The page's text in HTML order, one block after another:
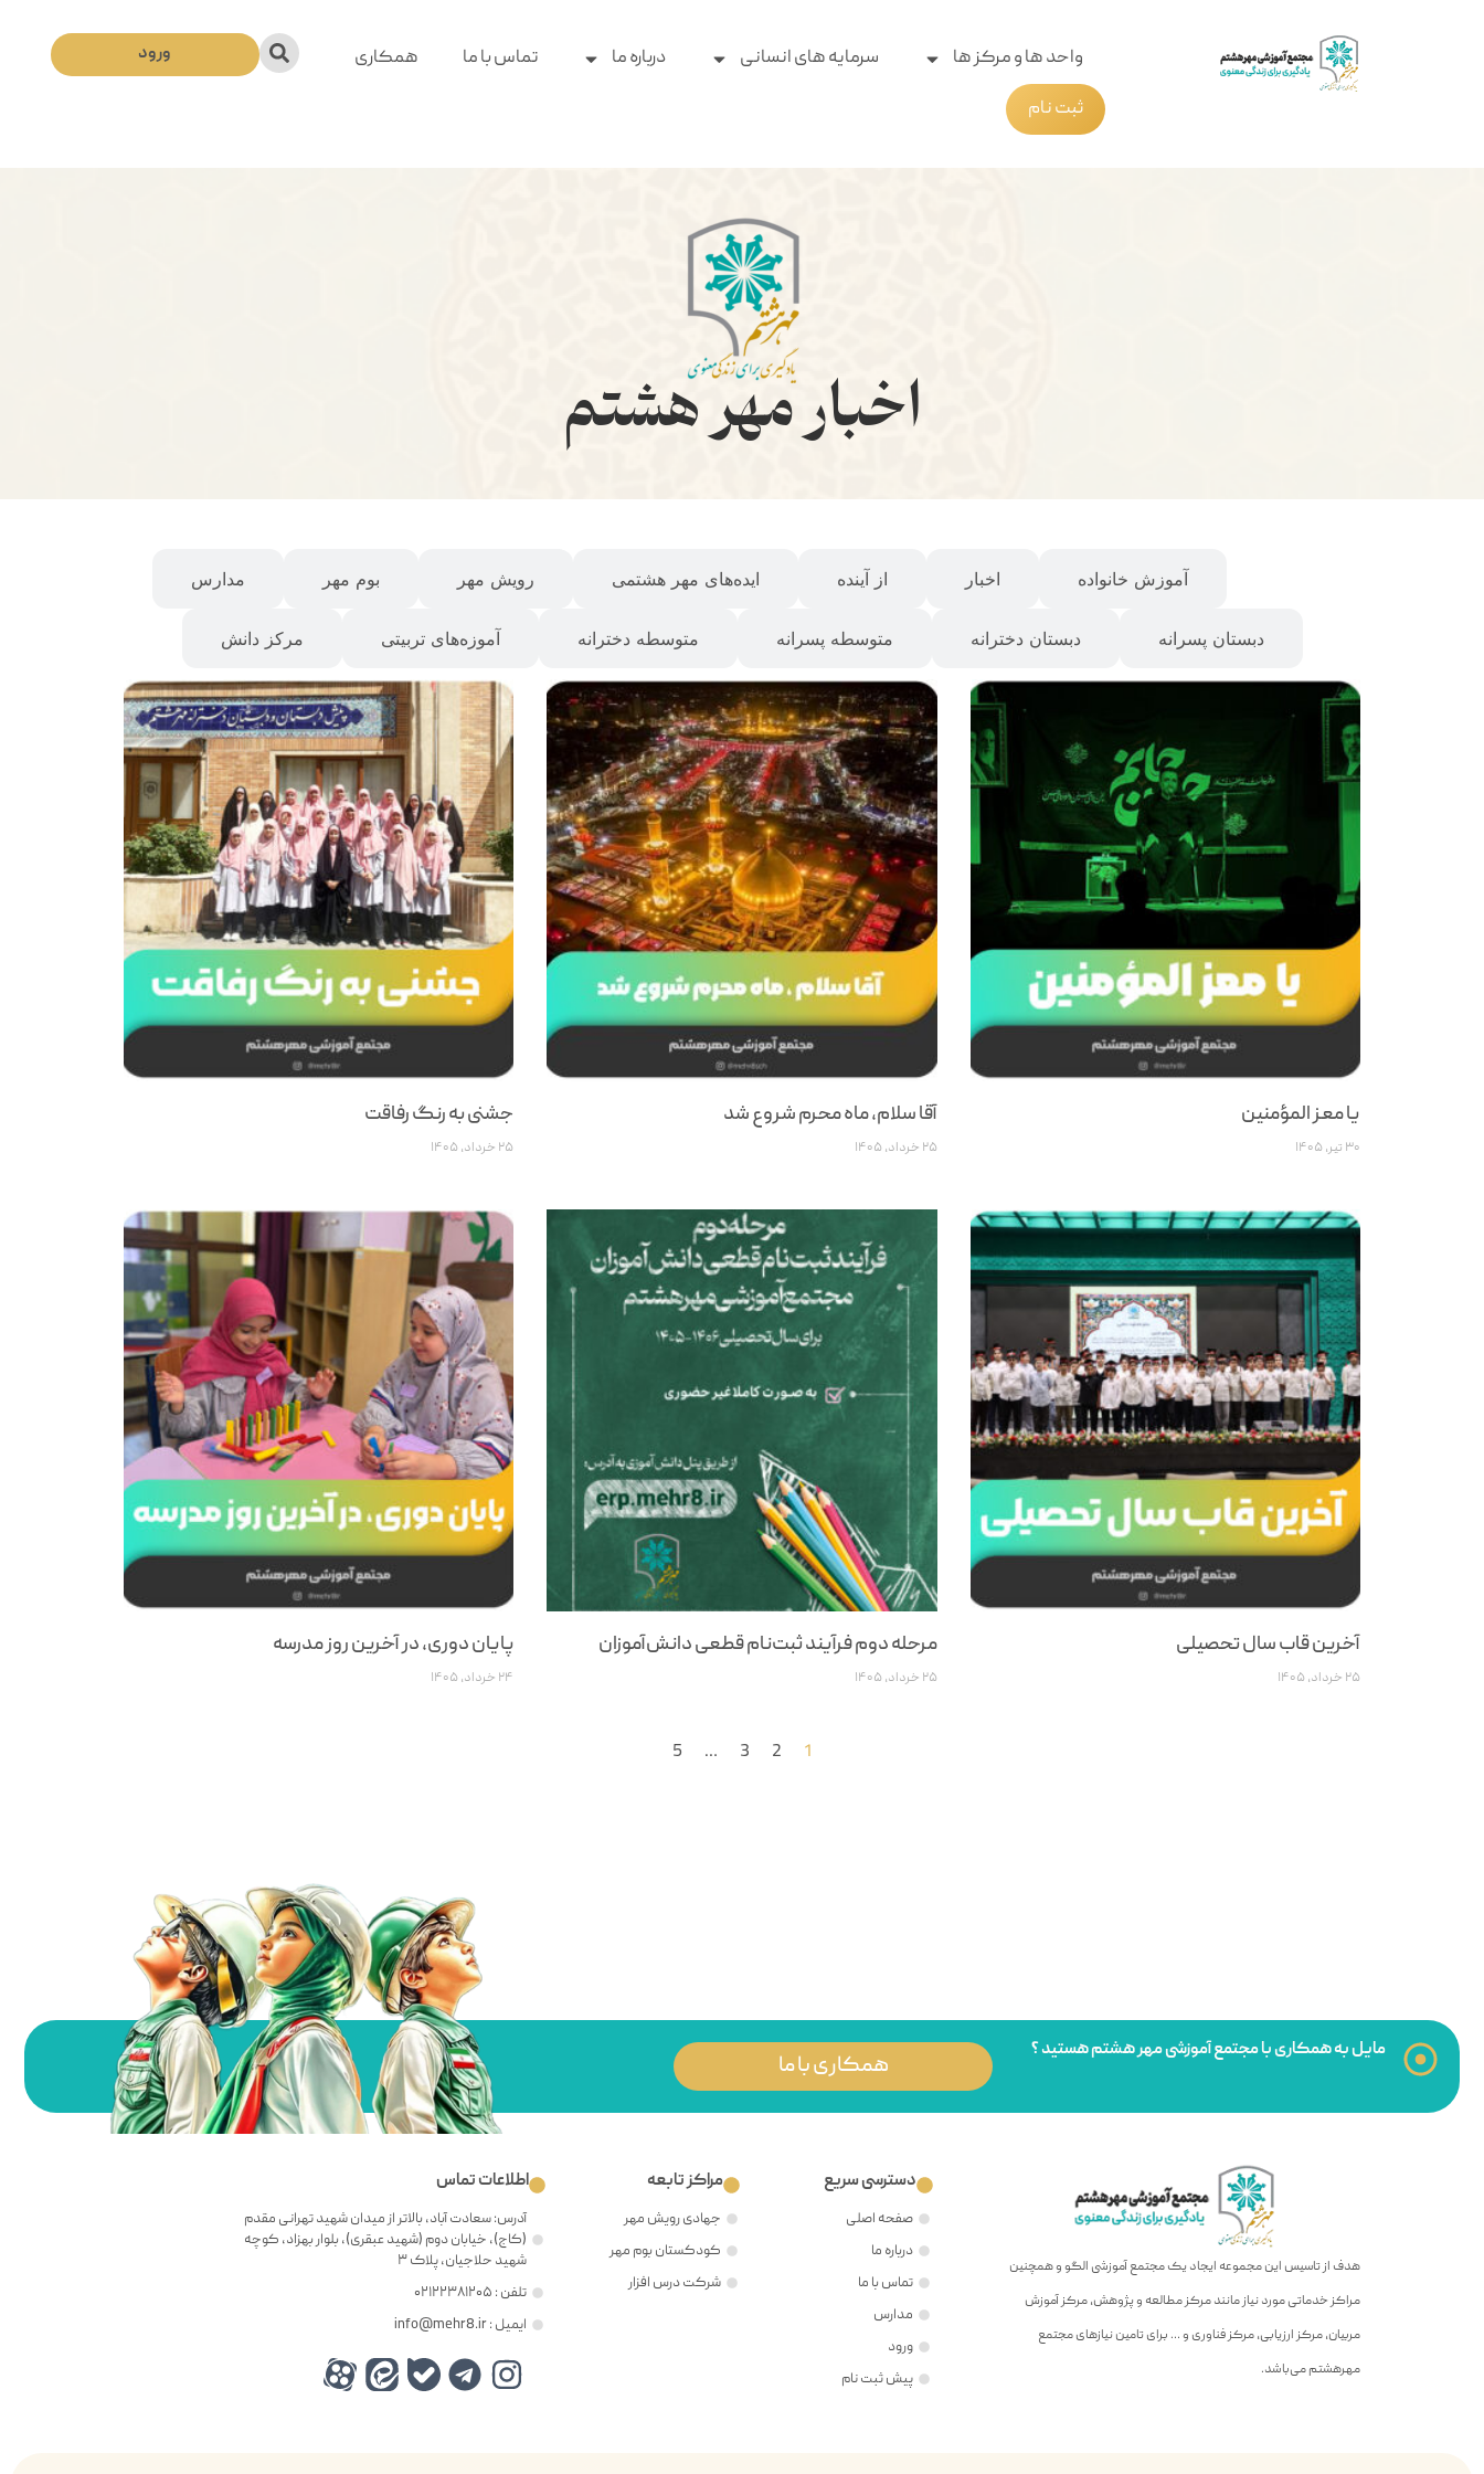
واحد ها و مرکز ها سرمایه های انسانی درباره ما تماس با ما
همکاری
ثبت نام
ورود
اخبار مهر هشتم
آموزش خانواده اخبار از آینده ایده‌های مهر هشتمی رویش مهر بوم مهر مدارس
دبستان پسرانه دبستان دخترانه متوسطه پسرانه متوسطه دخترانه آموزه‌های تربیتی مرکز دانش
یا معز المؤمنین
۳۰ تیر, ۱۴۰۵
آقا سلام، ماه محرم شروع شد
۲۵ خرداد, ۱۴۰۵
جشنی به رنگ رفاقت
۲۵ خرداد, ۱۴۰۵
آخرین قاب سال تحصیلی
۲۵ خرداد, ۱۴۰۵
مرحله دوم فرآیند ثبت‌نام قطعی دانش‌آموزان
۲۵ خرداد, ۱۴۰۵
پایان دوری، در آخرین روز مدرسه
۲۴ خرداد, ۱۴۰۵
1
2
3
…
5
مایل به همکاری با مجتمع آموزشی مهر هشتم هستید ؟
همکاری با ما
هدف از تاسیس این مجموعه ایجاد یک مجتمع آموزشی الگو و همچنین
مراکز خدماتی مورد نیاز مانند مرکز مطالعه و پژوهش، مرکز آموزش
مربیان، مرکز ارزیابی، مرکز فناوری و … برای تامین نیازهای مجتمع
مهرهشتم می‌باشد.
دسترسی سریع
صفحه اصلی
درباره ما
تماس با ما
مدارس
ورود
پیش ثبت نام
مراکز تابعه
جهادی رویش مهر
کودکستان بوم مهر
شرکت درس افزار
اطلاعات تماس
آدرس: سعادت آباد، بالاتر از میدان شهید تهرانی مقدم
(کاج)، خیابان دوم (شهید عبقری)، بلوار بهزاد، کوچه
شهید حلاجیان، پلاک ۳
تلفن : ۰۲۱۲۲۳۸۱۲۰۵
ایمیل : info@mehr8.ir